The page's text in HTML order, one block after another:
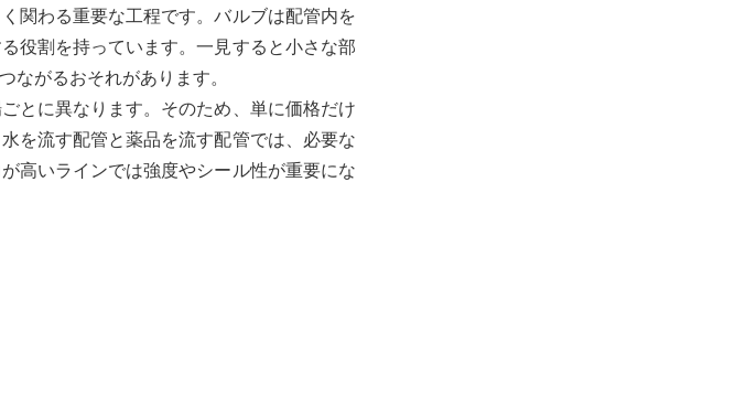
関わる重要な工程です。バルブは配管内を
役割を持っています。一見すると小さな部
ながるおそれがあります。
とに異なります。そのため、単に価格だけ
を流す配管と薬品を流す配管では、必要な
高いラインでは強度やシール性が重要にな